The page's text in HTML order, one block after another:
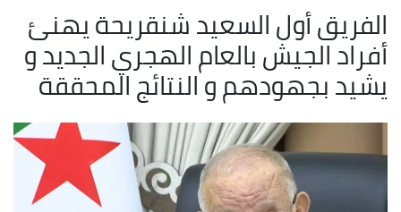
الفريق أول السعيد شنقريحة يهنئ
أفراد الجيش بالعام الهجري الجديد و
يشيد بجهودهم و النتائج المحققة